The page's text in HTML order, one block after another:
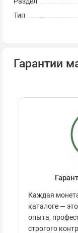
Тип
Гарантии
Каждая
каталоге —
опыта,
строгого